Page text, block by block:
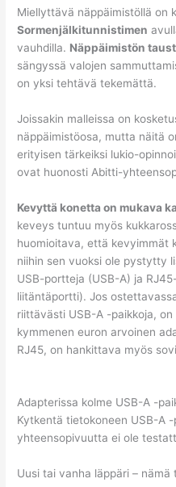
Miellyttävä näppäimistöllä on
Sormenjälkitunnistimen
vauhdilla. Näppäimistön
sängyssä valojen
on yksi tehtävä tekemättä.
Joissakin malleissa on
näppäimistöosa, mutta näitä
erityisen tärkeiksi lukio-
ovat huonosti Abitti-
Kevyttä konetta on mukava
keveys tuntuu myös
huomioitava, että kevyimmät
niihin sen vuoksi ole pystytty
USB-portteja (USB-A) ja
liitäntäportti). Jos
riittävästi USB-A -paikkoja,
kymmenen euron arvoinen
RJ45, on hankittava myös
Adapterissa kolme USB-A -
Kytkentä tietokoneen USB-A
yhteensopivuutta ei ole
Uusi tai vanha läppäri – nämä